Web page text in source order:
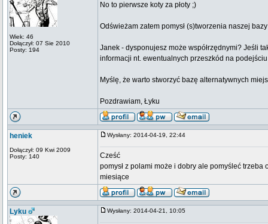
Wiek: 46
Dołączył: 07 Sie 2010
Posty: 194
No to pierwsze koty za płoty ;)
Odświeżam zatem pomysł (s)tworzenia naszej
Janek - dysponujesz może współrzędnymi? Jeśli
informacji nt. ewentualnych przeszkód na
Myślę, że warto stworzyć bazę alternatywnych
Pozdrawiam, Łyku
heniek
Dołączył: 09 Kwi 2009
Posty: 140
Wysłany: 2014-04-19, 22:44
Cześć
pomysł z polami może i dobry ale pomyśleć
miesiące
Lyku Wysłany: 2014-04-21, 10:05